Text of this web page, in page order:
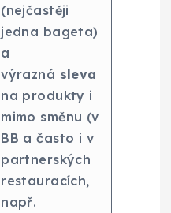
(nejčastěji
jedna bageta)
a
výrazná sleva
na produkty i
mimo směnu (v
BB a často i v
partnerských
restauracích,
např.